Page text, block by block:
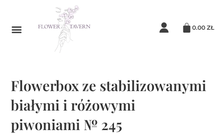
0.00 ZŁ
Flowerbox ze stabilizowanymi
białymi i różowymi
piwoniami № 245